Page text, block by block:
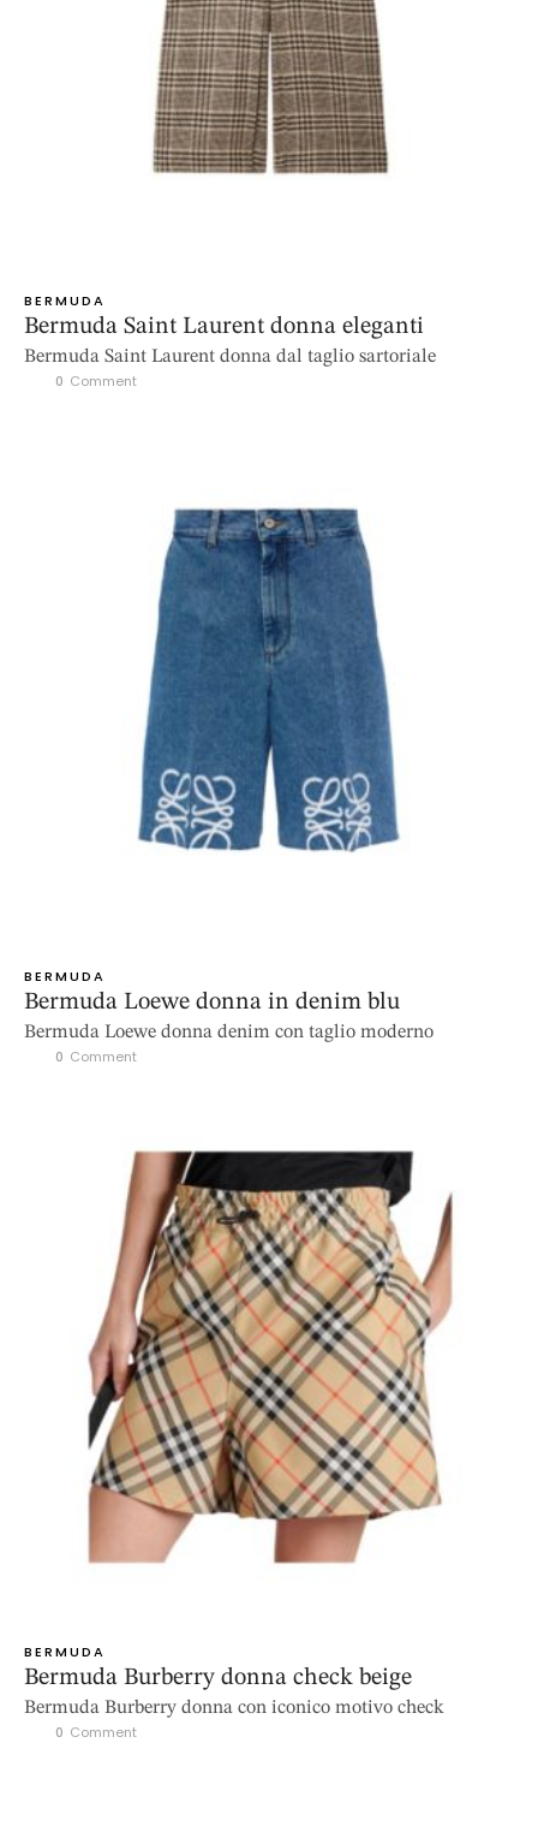
BERMUDA
Bermuda Saint Laurent donna eleganti
Bermuda Saint Laurent donna dal taglio sartoriale
0 Comment
BERMUDA
Bermuda Loewe donna in denim blu
Bermuda Loewe donna denim con taglio moderno
0 Comment
BERMUDA
Bermuda Burberry donna check beige
Bermuda Burberry donna con iconico motivo check
0 Comment